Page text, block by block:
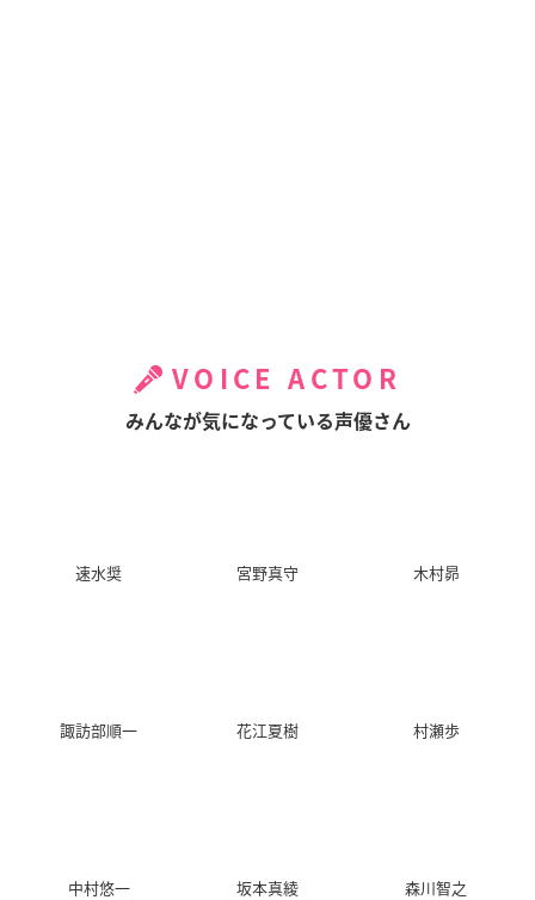
VOICE ACTOR
みんなが気になっている声優さん
速水奨 宮野真守 木村昴
諏訪部順一 花江夏樹 村瀬歩
中村悠一 坂本真綾 森川智之